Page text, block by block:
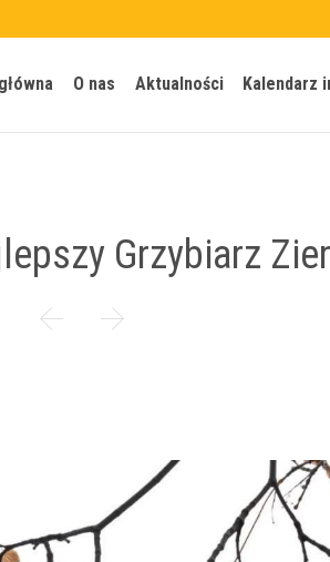
O nas Aktualności Kalendarz
Grzybiarz
 